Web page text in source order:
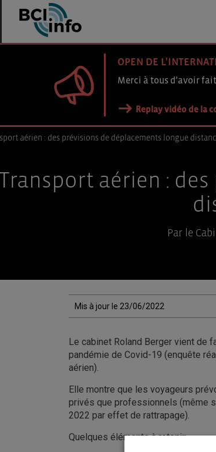
OPEN DE
Merci à tous d’avoir
Replay vidéo de la
aérien : des prévisions de déplacements longue
Transport aérien :
Par le
Mis à jour le 23/06/2022
Le cabinet Roland Berger vient de
pandémie de Covid-19 (enquête
aérien).
Elle montre que les voyageurs
privés que professionnels (même
2022 par effet de rattrapage).
Quelques éléments à retenir: